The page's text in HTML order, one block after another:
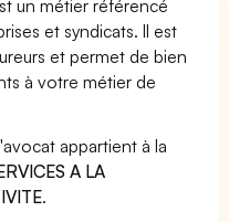
un métier référencé
et syndicats. Il est
et permet de bien
à votre métier de
appartient à la
A LA
.